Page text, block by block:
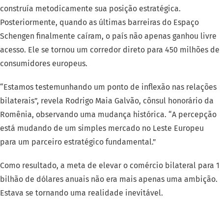
construía metodicamente sua posição estratégica.
Posteriormente, quando as últimas barreiras do Espaço
Schengen finalmente caíram, o país não apenas ganhou livre
acesso. Ele se tornou um corredor direto para 450 milhões de
consumidores europeus.
“Estamos testemunhando um ponto de inflexão nas relações
bilaterais”, revela Rodrigo Maia Galvão, cônsul honorário da
Romênia, observando uma mudança histórica. “A percepção
está mudando de um simples mercado no Leste Europeu
para um parceiro estratégico fundamental.”
Como resultado, a meta de elevar o comércio bilateral para 1
bilhão de dólares anuais não era mais apenas uma ambição.
Estava se tornando uma realidade inevitável.